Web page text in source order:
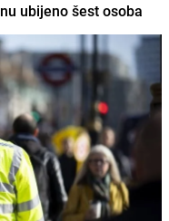
ubijeno šest osoba